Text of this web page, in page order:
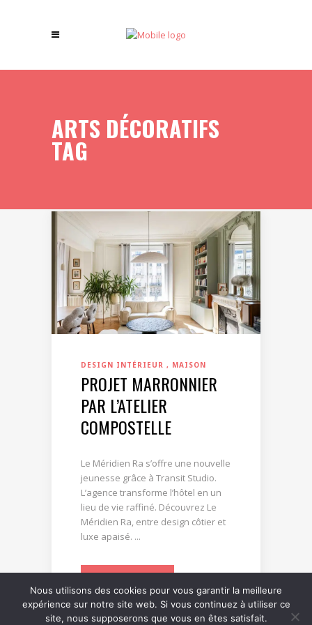
ARTS DÉCORATIFS
TAG
DESIGN INTÉRIEUR MAISON
PROJET MARRONNIER
PAR L’ATELIER
COMPOSTELLE
Le Méridien Ra s’offre une nouvelle
jeunesse grâce à Transit Studio.
L’agence transforme l’hôtel en un
lieu de vie raffiné. Découvrez Le
Méridien Ra, entre design côtier et
luxe apaisé. ...
Nous utilisons des cookies pour vous garantir la meilleure
expérience sur notre site web. Si vous continuez à utiliser ce
site, nous supposerons que vous en êtes satisfait.